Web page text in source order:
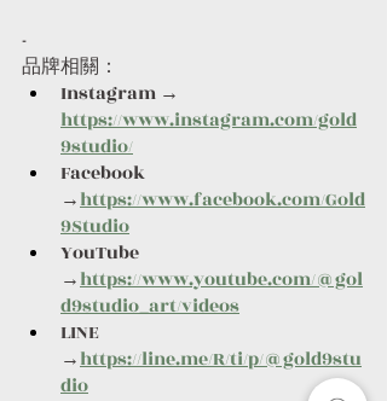
-
品牌相關：
Instagram →
https://www.instagram.com/gold
9studio/
Facebook
→https://www.facebook.com/Gold
9Studio
YouTube
→https://www.youtube.com/@gol
d9studio_art/videos
LINE
→https://line.me/R/ti/p/@gold9stu
dio